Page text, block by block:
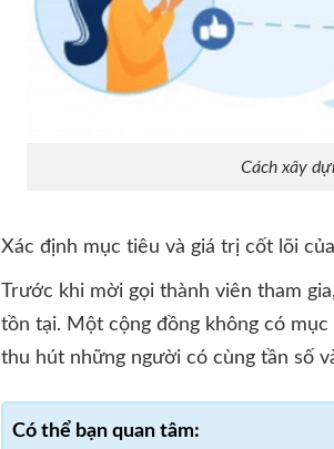
Cách xây
Xác định mục tiêu và giá trị cốt lõi
Trước khi mời gọi thành viên tham
tồn tại. Một cộng đồng không có
thu hút những người có cùng tần số